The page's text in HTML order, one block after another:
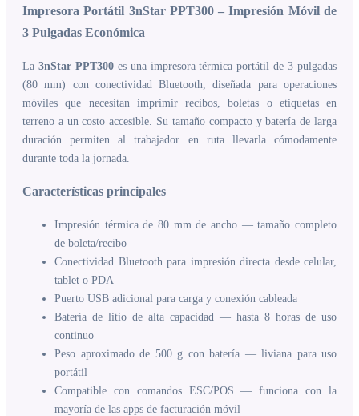
Impresora Portátil 3nStar PPT300 – Impresión Móvil de
3 Pulgadas Económica
La 3nStar PPT300es una impresora térmica portátil de 3 pulgadas
(80 mm) con conectividad Bluetooth, diseñada para operaciones
móviles que necesitan imprimir recibos, boletas o etiquetas en
terreno a un costo accesible. Su tamaño compacto y batería de larga
duración permiten al trabajador en ruta llevarla cómodamente
durante toda la jornada.
Características principales
Impresión térmica de 80 mm de ancho — tamaño completo
de boleta/recibo
Conectividad Bluetooth para impresión directa desde celular,
tablet o PDA
Puerto USB adicional para carga y conexión cableada
Batería de litio de alta capacidad — hasta 8 horas de uso
continuo
Peso aproximado de 500 g con batería — liviana para uso
portátil
Compatible con comandos ESC/POS — funciona con la
mayoría de las apps de facturación móvil